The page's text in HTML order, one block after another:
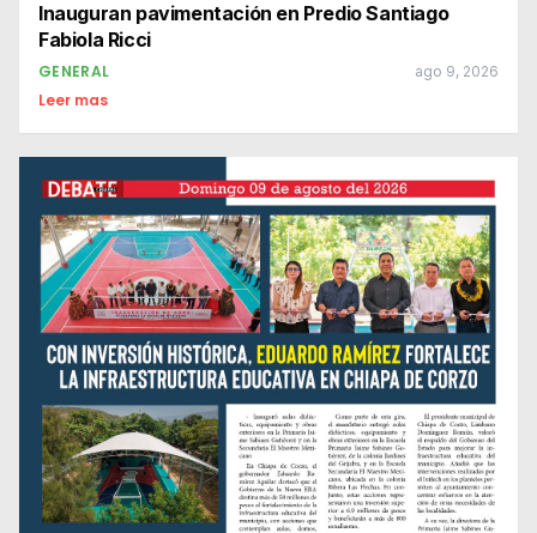
Inauguran pavimentación en Predio Santiago
Fabiola Ricci
GENERAL ago 9, 2026
Leer mas